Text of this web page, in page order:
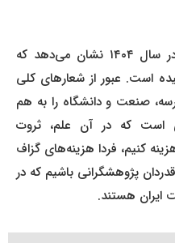
برگزاری هفته پژوهش و فناوری در سال ۱۴۰۴ نشان می‌دهد که
است. عبور از شعارهای کلی
صنعت و دانشگاه را به هم
است که در آن علم، ثروت
کنیم، فردا هزینه‌های گزاف
پژوهشگرانی باشیم که در
هستند.